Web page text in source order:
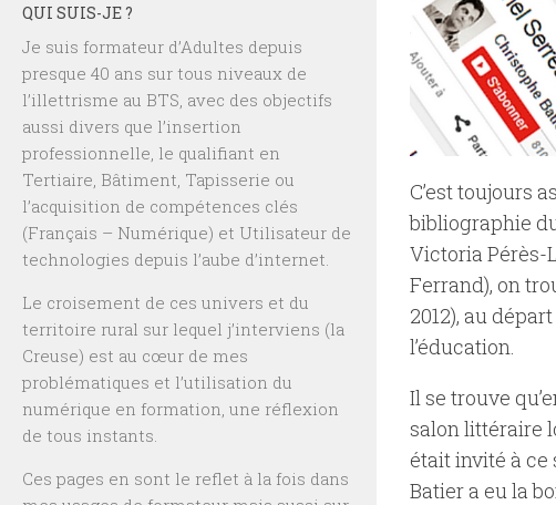
C’est toujours
bibliographie
Victoria Pérès-
Ferrand), on
2012), au départ
l’éducation.
Il se trouve
salon littéraire
était invité à ce
Batier a eu la
QUI SUIS-JE ?
Je suis formateur d’Adultes depuis
presque 40 ans sur tous niveaux de
l’illettrisme au BTS, avec des objectifs
aussi divers que l’insertion
professionnelle, le qualifiant en
Tertiaire, Bâtiment, Tapisserie ou
l’acquisition de compétences clés
(Français – Numérique) et Utilisateur de
technologies depuis l’aube d’internet.
Le croisement de ces univers et du
territoire rural sur lequel j’interviens (la
Creuse) est au cœur de mes
problématiques et l’utilisation du
numérique en formation, une réflexion
de tous instants.
Ces pages en sont le reflet à la fois dans